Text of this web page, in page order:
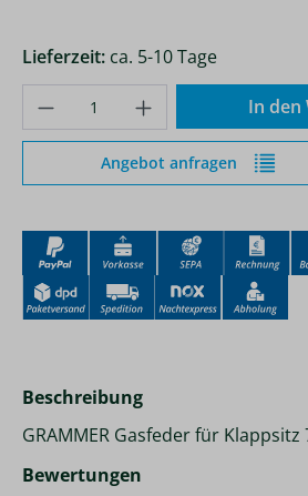
Lieferzeit: ca. 5-10 Tage
Produkt Anzahl: GibIn den
Angebot anfragen
Beschreibung
GRAMMER Gasfeder für Klappsitz
Bewertungen